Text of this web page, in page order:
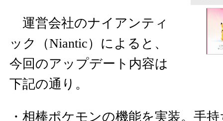
運営会社のナイアンティ
ック（Niantic）によると、
今回のアップデート内容は
下記の通り。
・相棒ポケモンの機能を実装。手